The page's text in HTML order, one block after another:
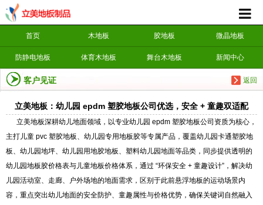
首页 木地板 胶地板 微晶地板
防静电地板 体育木地板 舞台木地板 新闻中心
返回
客户见证
立美地板：幼儿园 epdm 塑胶地板公司优选，安全 + 童趣双适配
立美地板深耕幼儿地面领域，以专业幼儿园 epdm 塑胶地板公司资质为核心，
主打儿童 pvc 塑胶地板、幼儿园专用地板胶等专属产品，覆盖幼儿园卡通塑胶地
板、幼儿园地坪、幼儿园用地胶地板、塑料幼儿园地面等品类，同步提供透明的
幼儿园地板胶价格表与儿童地板价格体系，通过 “环保安全 + 童趣设计”，解决幼
儿园活动室、走廊、户外场地的地面需求，区别于此前悬浮地板的运动场景内
容，重点突出幼儿地面的安全防护、童趣属性与价格优势，确保关键词自然融入